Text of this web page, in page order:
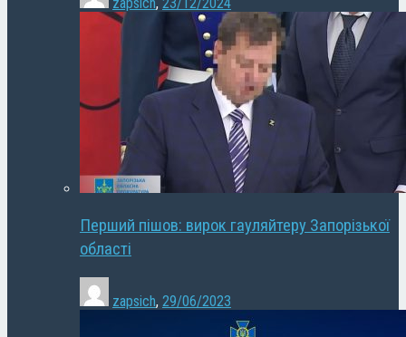
Перший пішов: вирок гауляйтеру Запорізької
області
zapsich, 29/06/2023